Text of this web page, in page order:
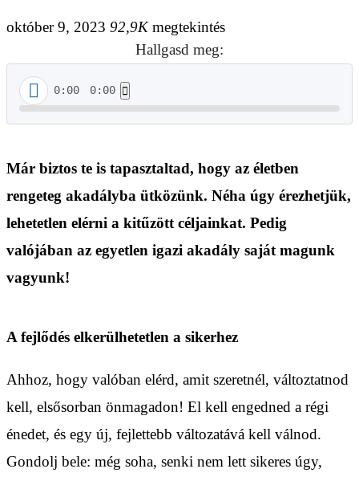
október 9, 2023 92,9Kmegtekintés
Hallgasd meg:
0:00 0:00
Már biztos te is tapasztaltad, hogy az életben
rengeteg akadályba ütközünk. Néha úgy érezhetjük,
lehetetlen elérni a kitűzött céljainkat. Pedig
valójában az egyetlen igazi akadály saját magunk
vagyunk!
A fejlődés elkerülhetetlen a sikerhez
Ahhoz, hogy valóban elérd, amit szeretnél, változtatnod
kell, elsősorban önmagadon! El kell engedned a régi
énedet, és egy új, fejlettebb változatává kell válnod.
Gondolj bele: még soha, senki nem lett sikeres úgy,